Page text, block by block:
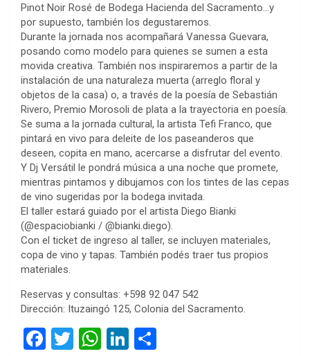
Pinot Noir Rosé de Bodega Hacienda del Sacramento…y
por supuesto, también los degustaremos.
Durante la jornada nos acompañará Vanessa Guevara,
posando como modelo para quienes se sumen a esta
movida creativa. También nos inspiraremos a partir de la
instalación de una naturaleza muerta (arreglo floral y
objetos de la casa) o, a través de la poesía de Sebastián
Rivero, Premio Morosoli de plata a la trayectoria en poesía.
Se suma a la jornada cultural, la artista Tefi Franco, que
pintará en vivo para deleite de los paseanderos que
deseen, copita en mano, acercarse a disfrutar del evento.
Y Dj Versátil le pondrá música a una noche que promete,
mientras pintamos y dibujamos con los tintes de las cepas
de vino sugeridas por la bodega invitada.
El taller estará guiado por el artista Diego Bianki
(@espaciobianki / @bianki.diego).
Con el ticket de ingreso al taller, se incluyen materiales,
copa de vino y tapas. También podés traer tus propios
materiales.
Reservas y consultas: +598 92 047 542
Dirección: Ituzaingó 125, Colonia del Sacramento.
F
T
W Li